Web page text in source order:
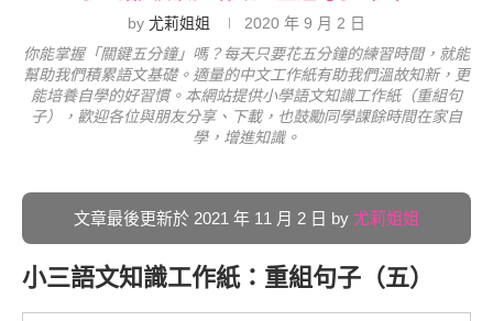
by 尤莉姐姐
2020 年 9 月 2 日
你能掌握「關鍵五分鐘」嗎？每天只要花五分鐘的練習時間，就能
幫助我們積累語文基礎。適量的中文工作紙有助我們溫故知新，更
能培養自學的好習慣。本網站提供小學語文知識工作紙（重組句
子），歡迎各位與朋友分享、下載，也鼓勵同學課餘時間在家自
學，增進知識。
文章最後更新於 2021 年 11 月 2 日 by 尤莉姐姐
小三語文知識工作紙：重組句子（五）